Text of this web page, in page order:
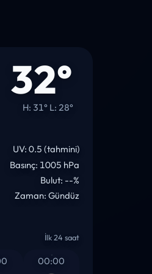
32°
H: 31° L: 28°
UV: 0.5 (tahmini)
Basınç: 1005 hPa
Bulut: --%
Zaman: Gündüz
İlk 24 saat
00:00